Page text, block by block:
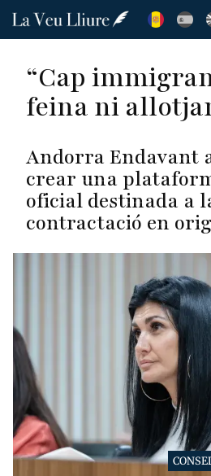
Vés
“Cap
feina ni
Andorra Endavant
crear una
oficial destinada a
contractació en